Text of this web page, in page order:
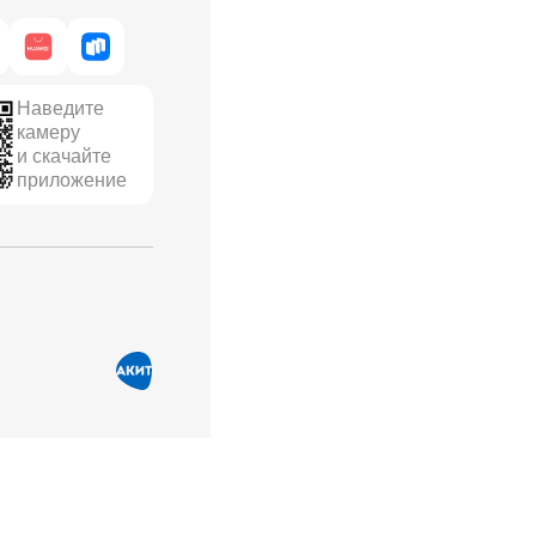
Наведите
камеру
и скачайте
приложение